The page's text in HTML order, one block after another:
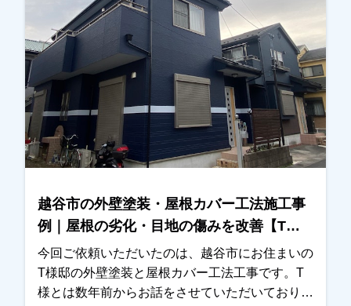
ンか実際のイメージをご確認いただきながら検討
していただきました。最終的には、見本帳もご覧
いただきながら、お住まいの雰囲気に合う色を一
緒に決定いたしました。施工後は、「仕上がりも
きれいで、特に外壁の色がとても気に入っていま
す」とのお言葉をいただき、私たちも大変嬉しく
思っております。外壁塗装や屋根塗装は、工事が
終わったら終わりではなく、その後のメンテナン
スも大切です。これから長いお付き合いになるか
いつでもお気軽にご相談ください。この度は大切
なお住まいの外壁塗装・屋根塗装工事をお任せい
ただき、誠にありがとうございました。
越谷市の外壁塗装・屋根カバー工法施工事
例｜屋根の劣化・目地の傷みを改善【T様
邸】
今回ご依頼いただいたのは、越谷市にお住まいの
T様邸の外壁塗装と屋根カバー工法工事です。T
様とは数年前からお話をさせていただいており、